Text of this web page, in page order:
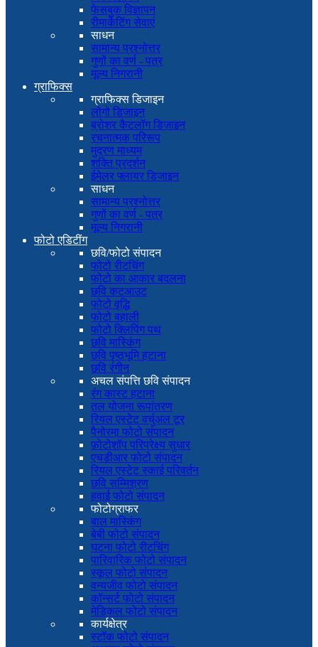
फेसबुक विज्ञापन
रीमार्केटिंग सेवाएं
साधन
सामान्य प्रश्नोत्तर
गुणों का वर्ण - पत्र
मूल्य निगरानी
ग्राफिक्स
ग्राफिक्स डिजाइन
लोगो डिजाइन
ब्रोशर कैटलॉग डिज़ाइन
रचनात्मक परिरूप
मुद्रण माध्यम
शक्ति प्रदर्शन
ईमेलर फ्लायर डिजाइन
साधन
सामान्य प्रश्नोत्तर
गुणों का वर्ण - पत्र
मूल्य निगरानी
फोटो एडिटींग
छवि/फोटो संपादन
फोटो रीटचिंग
फोटो का आकार बदलना
छवि कटआउट
फोटो वृद्धि
फोटो बहाली
फोटो क्लिपिंग पथ
छवि मास्किंग
छवि पृष्ठभूमि हटाना
छवि रंगीन
अचल संपत्ति छवि संपादन
रंग कास्ट हटाना
तल योजना रूपांतरण
रियल एस्टेट वर्चुअल टूर
पैनोरमा फोटो संपादन
फ़ोटोशॉप परिप्रेक्ष्य सुधार
एचडीआर फोटो संपादन
रियल एस्टेट स्काई परिवर्तन
छवि सम्मिश्रण
हवाई फोटो संपादन
फोटोग्राफर
बाल मास्किंग
बेबी फोटो संपादन
घटना फोटो रीटचिंग
पारिवारिक फोटो संपादन
स्कूल फोटो संपादन
वन्यजीव फोटो संपादन
कॉन्सर्ट फोटो संपादन
मेडिकल फोटो संपादन
कार्यक्षेत्र
स्टॉक फोटो संपादन